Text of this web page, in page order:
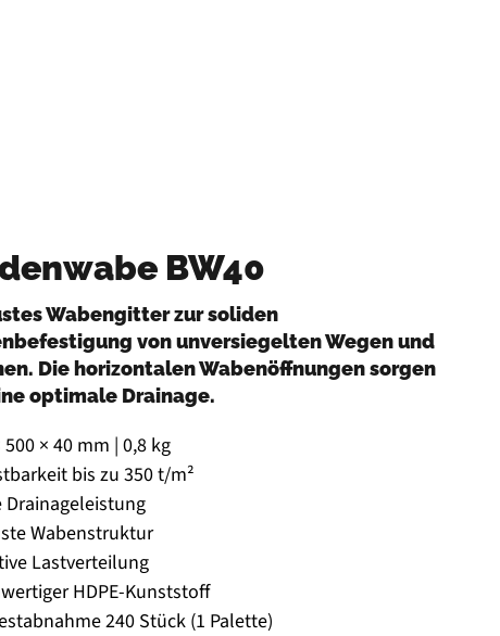
BW40
Wabengitter zur soliden
von unversiegelten Wegen und
Die horizontalen Wabenöffnungen sorgen
optimale Drainage.
500 × 40 mm | 0,8 kg
bis zu 350 t/m²
Drainageleistung
Wabenstruktur
Lastverteilung
HDPE-Kunststoff
240 Stück (1 Palette)